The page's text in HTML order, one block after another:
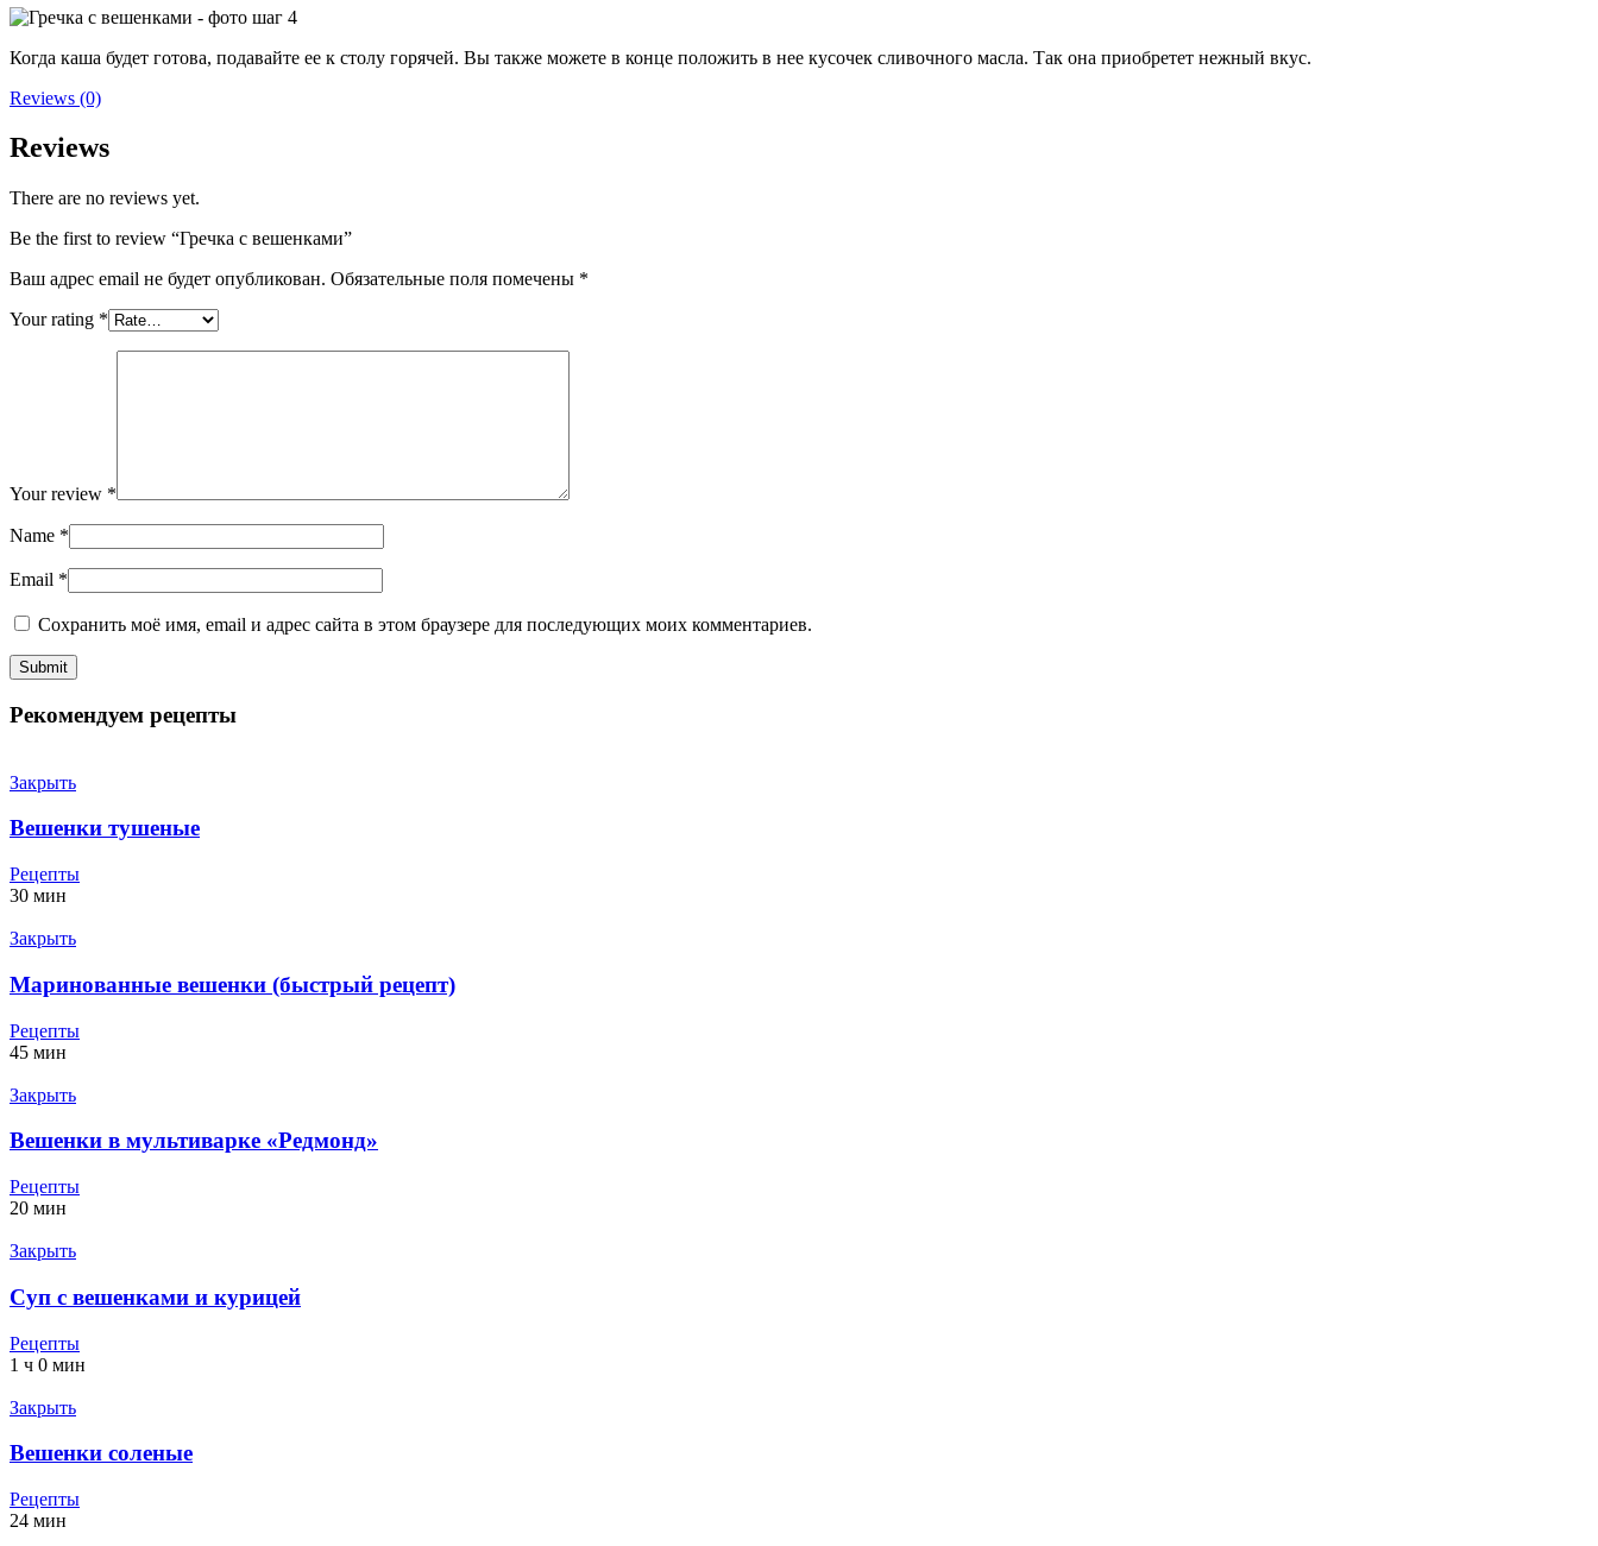
Когда каша будет готова, подавайте ее к столу горячей. Вы также можете в конце положить в нее кусочек сливочного масла. Так она приобретет нежный вкус.
Reviews (0)
Reviews
There are no reviews yet.
Be the first to review “Гречка с вешенками”
Ваш адрес email не будет опубликован. Обязательные поля помечены *
Your rating *
Your review *
Name *
Email *
Сохранить моё имя, email и адрес сайта в этом браузере для последующих моих комментариев.
Рекомендуем рецепты
Закрыть
Вешенки тушеные
Рецепты
30 мин
Закрыть
Маринованные вешенки (быстрый рецепт)
Рецепты
45 мин
Закрыть
Вешенки в мультиварке «Редмонд»
Рецепты
20 мин
Закрыть
Cуп с вешенками и курицей
Рецепты
1 ч 0 мин
Закрыть
Вешенки соленые
Рецепты
24 мин